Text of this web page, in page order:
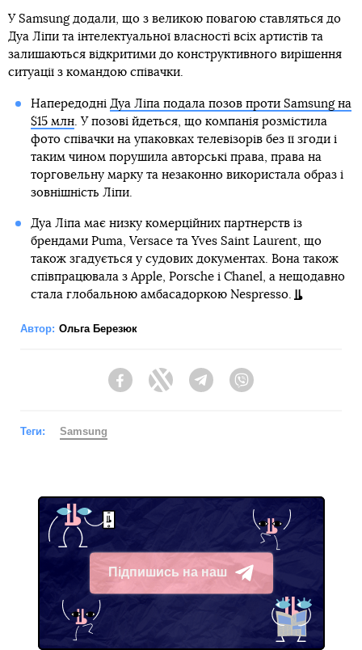
У Samsung додали, що з великою повагою ставляться до
Дуа Ліпи та інтелектуальної власності всіх артистів та
залишаються відкритими до конструктивного вирішення
ситуації з командою співачки.
Напередодні Дуа Ліпа подала позов проти Samsung на
$15 млн. У позові йдеться, що компанія розмістила
фото співачки на упаковках телевізорів без її згоди і
таким чином порушила авторські права, права на
торговельну марку та незаконно використала образ і
зовнішність Ліпи.
Дуа Ліпа має низку комерційних партнерств із
брендами Puma, Versace та Yves Saint Laurent, що
також згадується у судових документах. Вона також
співпрацювала з Apple, Porsche і Chanel, а нещодавно
стала глобальною амбасадоркою Nespresso.
Автор: Ольга Березюк
FacebookTwitter Telegram
Теги: Samsung
Підпишись на наш
Telegram